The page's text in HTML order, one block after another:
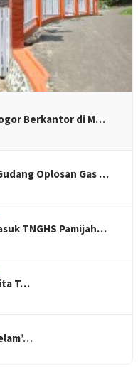
Berkantor di M…
Oplosan Gas …
TNGHS Pamijah…
T…